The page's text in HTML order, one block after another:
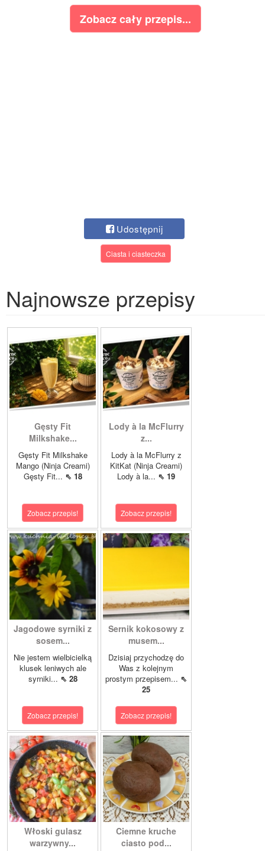
Zobacz cały przepis...
Udostępnij
Ciasta i ciasteczka
Najnowsze przepisy
Gęsty Fit
Milkshake...
Gęsty Fit Milkshake
Mango (Ninja Creami)
Gęsty Fit... ⇖ 18
Zobacz przepis!
Lody à la McFlurry
z...
Lody à la McFlurry z
KitKat (Ninja Creami)
Lody à la... ⇖ 19
Zobacz przepis!
Jagodowe syrniki z
sosem...
Nie jestem wielbicielką
klusek leniwych ale
syrniki... ⇖ 28
Zobacz przepis!
Sernik kokosowy z
musem...
Dzisiaj przychodzę do
Was z kolejnym
prostym przepisem... ⇖
25
Zobacz przepis!
Włoski gulasz
warzywny...
Ciemne kruche
ciasto pod...